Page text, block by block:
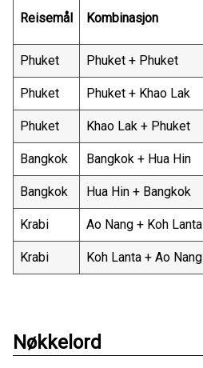
Reisemål Kombinasjon
Phuket Phuket + Phuket
Phuket Phuket + Khao Lak
Phuket Khao Lak + Phuket
Bangkok Bangkok + Hua Hin
Bangkok Hua Hin + Bangkok
Krabi Ao Nang + Koh Lanta
Krabi Koh Lanta + Ao Nang
Nøkkelord